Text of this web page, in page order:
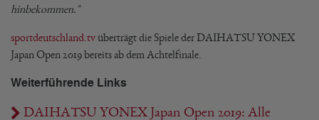
hinbekommen."
sportdeutschland.tvüberträgt die Spiele der DAIHATSU YONEX
Japan Open 2019 bereits ab dem Achtelfinale.
Weiterführende Links
DAIHATSU YONEX Japan Open 2019: Alle